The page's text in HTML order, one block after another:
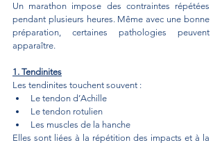
Un marathon impose des contraintes répétées
pendant plusieurs heures. Même avec une bonne
préparation, certaines pathologies peuvent
apparaître.
1. Tendinites
Les tendinites touchent souvent :
Le tendon d’Achille
Le tendon rotulien
Les muscles de la hanche
Elles sont liées à la répétition des impacts et à la